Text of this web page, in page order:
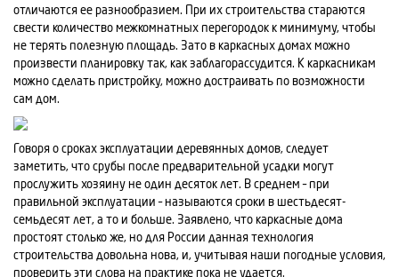
отличаются ее разнообразием. При их строительства стараются
свести количество межкомнатных перегородок к минимуму, чтобы
не терять полезную площадь. Зато в каркасных домах можно
произвести планировку так, как заблагорассудится. К каркасникам
можно сделать пристройку, можно достраивать по возможности
сам дом.
Говоря о сроках эксплуатации деревянных домов, следует
заметить, что срубы после предварительной усадки могут
прослужить хозяину не один десяток лет. В среднем – при
правильной эксплуатации – называются сроки в шестьдесят-
семьдесят лет, а то и больше. Заявлено, что каркасные дома
простоят столько же, но для России данная технология
строительства довольна нова, и, учитывая наши погодные условия,
проверить эти слова на практике пока не удается.